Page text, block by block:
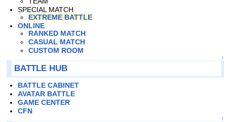
SPECIAL MATCH
EXTREME BATTLE
ONLINE
RANKED MATCH
CASUAL MATCH
CUSTOM ROOM
↑
BATTLE HUB
BATTLE CABINET
AVATAR BATTLE
GAME CENTER
CFN
↑